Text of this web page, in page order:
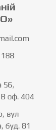
56,
оф. 404
вул
буд. 81